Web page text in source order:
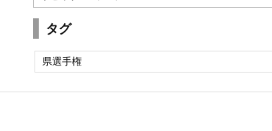
ゴ
タグ
県選手権